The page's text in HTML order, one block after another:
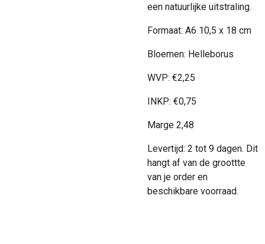
een natuurlijke uitstraling.
Formaat: A6 10,5 x 18 cm
Bloemen: Helleborus
WVP: €2,25
INKP: €0,75
Marge 2,48
Levertijd: 2 tot 9 dagen. Dit
hangt af van de groottte
van je order en
beschikbare voorraad.